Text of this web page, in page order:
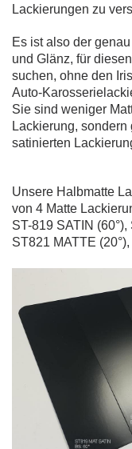
Lackierungen zu
Es ist also der
und Glänz, für
suchen, ohne den
Auto-
Sie sind weniger
Lackierung,
satinierten
Unsere Halbmatte
von 4 Matte
ST-819 SATIN
ST821 MATTE